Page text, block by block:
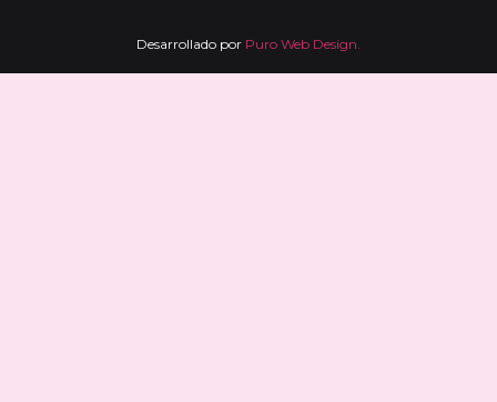
Desarrollado por Puro Web Design.